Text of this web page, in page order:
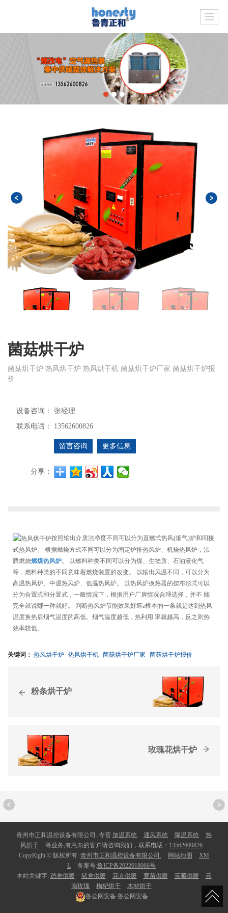
菌菇烘干炉
菌菇烘干炉 热风烘干炉 热风烘干机 菌菇烘干炉厂家 菌菇烘干炉报
价
设备咨询：
张经理
联系电话：
13562600826
留言咨询 更多信息
分享：
按照输出介质洁净度不同可以分为直燃式热风(烟气)炉和间接
式热风炉。 根据燃烧方式不同可以分为固定炉排热风炉、机烧热风炉，沸
腾燃烧燃煤热风炉。 以燃料种类不同可以分为煤、生物质、石油液化气
等，燃料种类的不同意味着燃烧装置的改变。 以输出风温不同，可以分为
高温热风炉、中温热风炉、低温热风炉。 以热风炉换热器的摆布形式可以
分为合置式和分置式，一般情况下，根据用户厂房情况合理选择，并不 能
完全就说哪一种就好。 判断热风炉节能效果好坏z根本的一条就是达到热风
温度换热后烟气温度的高低。烟气温度越低，热利用 率就越高，反之则热
效率较低。
关键词： 热风烘干炉 热风烘干机 菌菇烘干炉厂家 菌菇烘干炉报价
粉条烘干炉
玫瑰花烘干炉
青州市正和温控设备有限公司.,专营 加温系统 通风系统 降温系统
热
风烘干
等业务,有意向的客户请咨询我们，联系电话： 13562600826
CopyRight © 版权所有: 青州市正和温控设备有限公司. 网站地图
XM
L
备案号:鲁ICP备2022018066号
本站关键字: 鸡舍供暖 猪舍供暖 花卉供暖 育苗供暖 蓝莓供暖
云
南玫瑰
枸杞烘干
木材烘干
鲁公网安备 鲁公网安备